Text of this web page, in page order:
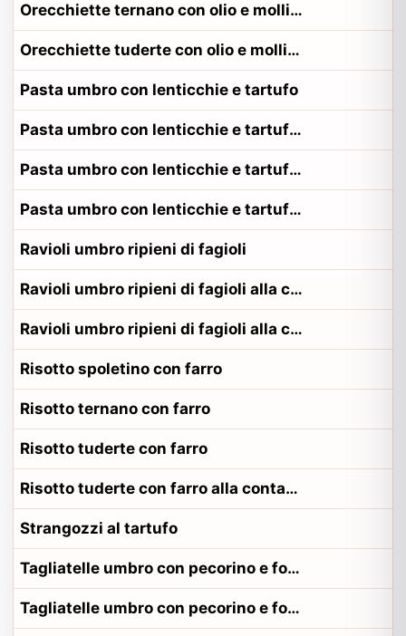
Orecchiette ternano con olio e mollica
Orecchiette tuderte con olio e mollica
Pasta umbro con lenticchie e tartufo
Pasta umbro con lenticchie e tartufo alla contadina eugubino
Pasta umbro con lenticchie e tartufo alla contadina orvietano
Pasta umbro con lenticchie e tartufo alla contadina perugino
Ravioli umbro ripieni di fagioli
Ravioli umbro ripieni di fagioli alla contadina eugubino
Ravioli umbro ripieni di fagioli alla contadina orvietano
Risotto spoletino con farro
Risotto ternano con farro
Risotto tuderte con farro
Risotto tuderte con farro alla contadina tuderte
Strangozzi al tartufo
Tagliatelle umbro con pecorino e formaggio
Tagliatelle umbro con pecorino e formaggio alla contadina eugubino